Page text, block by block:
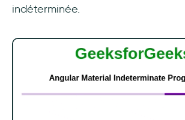
indéterminée.